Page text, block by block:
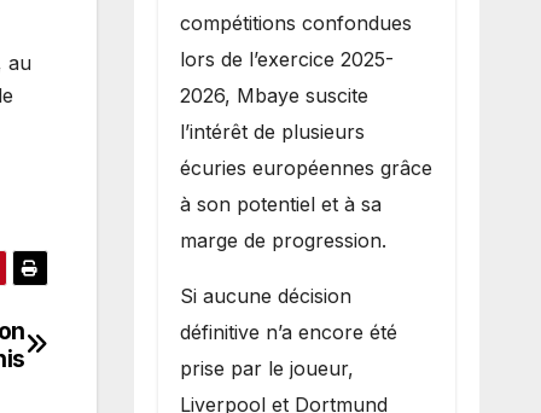
au
compétitions confondues
lors de l’exercice 2025-
2026, Mbaye suscite
l’intérêt de plusieurs
écuries européennes grâce
à son potentiel et à sa
marge de progression.
Si aucune décision
définitive n’a encore été
prise par le joueur,
Liverpool et Dortmund